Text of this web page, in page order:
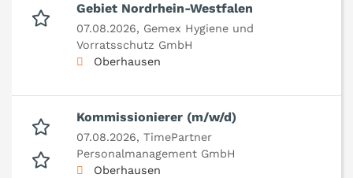
Gebiet Nordrhein-Westfalen
07.08.2026, Gemex Hygiene und
Vorratsschutz GmbH
Oberhausen
Kommissionierer (m/w/d)
07.08.2026, TimePartner
Personalmanagement GmbH
Oberhausen